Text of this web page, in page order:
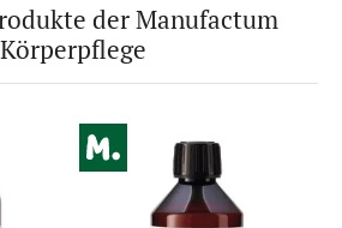
der Manufactum
Körperpflege